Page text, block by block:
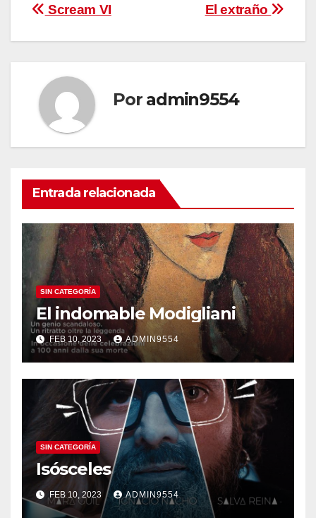
Navegación
de
entradas
El extraño
Scream VI
Por admin9554
Entrada relacionada
SIN CATEGORÍA
El indomable Modigliani
FEB 10, 2023 ADMIN9554
SIN CATEGORÍA
Isósceles
FEB 10, 2023 ADMIN9554